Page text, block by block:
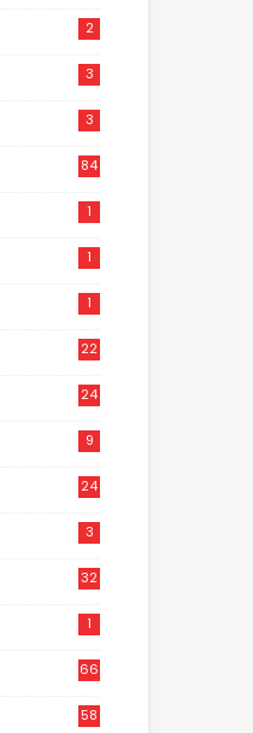
2
3
3
84
1
1
1
22
24
9
24
3
32
1
66
58